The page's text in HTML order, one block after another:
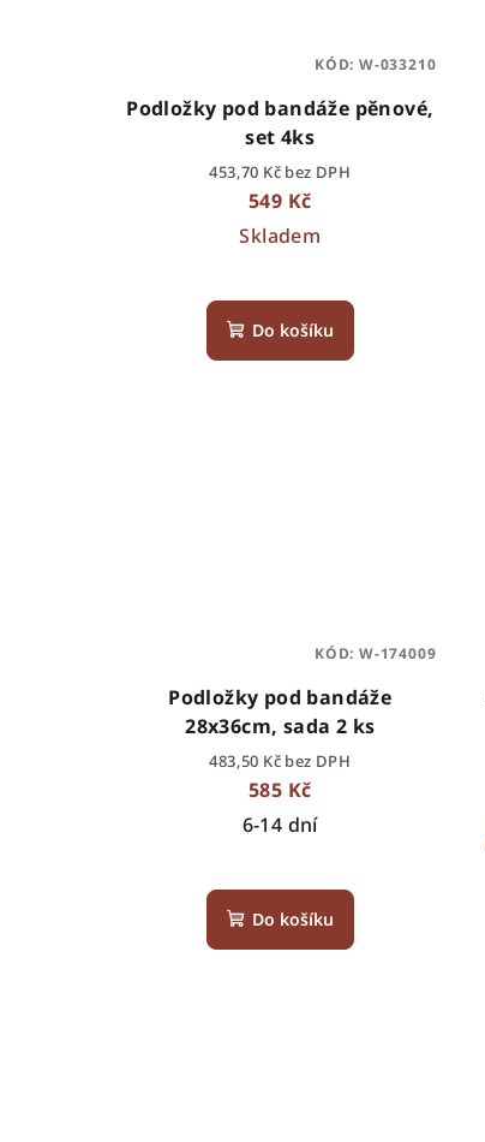
Podložky pod bandáže pěnové,
set 4ks
453,70 Kč bez DPH
549 Kč
Skladem
Do košíku
KÓD:W-033210
Podložky pod bandáže
28x36cm, sada 2 ks
483,50 Kč bez DPH
585 Kč
6-14 dní
Do košíku
KÓD:W-174009